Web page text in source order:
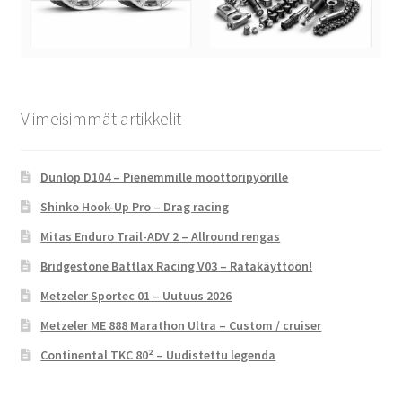
Viimeisimmät artikkelit
Dunlop D104 – Pienemmille moottoripyörille
Shinko Hook-Up Pro – Drag racing
Mitas Enduro Trail-ADV 2 – Allround rengas
Bridgestone Battlax Racing V03 – Ratakäyttöön!
Metzeler Sportec 01 – Uutuus 2026
Metzeler ME 888 Marathon Ultra – Custom / cruiser
Continental TKC 80² – Uudistettu legenda